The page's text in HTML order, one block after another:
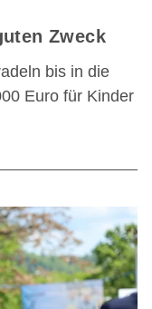
Zweck
bis in die
Euro für Kinder